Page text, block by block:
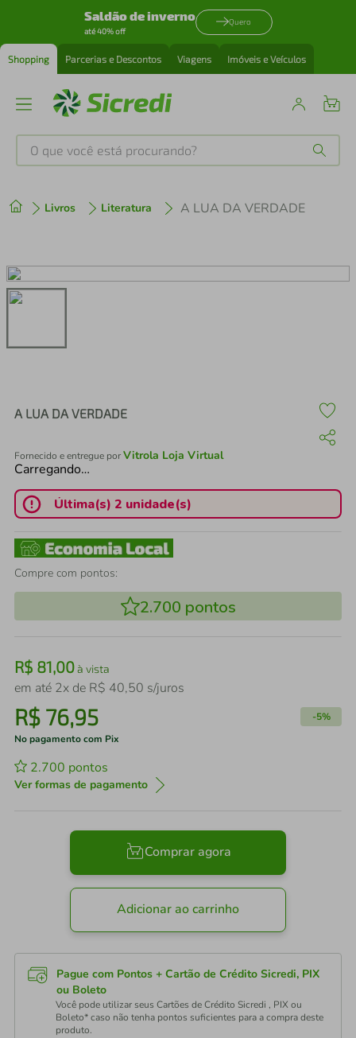
Saldão de inverno
até 40% off
Quero
Shopping Parcerias e Descontos Viagens Imóveis e Veículos
O que você está procurando?
Livros Literatura A LUA DA VERDADE
A LUA DA VERDADE
Fornecido e entregue porVitrola Loja Virtual
Carregando…
Última(s) 2 unidade(s)
Compre com pontos:
2.700 pontos
R$ 81,00à vista
em até 2x de R$ 40,50 s/juros
R$ 76,95 -5%
No pagamento com Pix
2.700 pontos
Ver formas de pagamento
Comprar agora
Adicionar ao carrinho
Pague com Pontos + Cartão de Crédito Sicredi, PIX
ou Boleto
Você pode utilizar seus Cartões de Crédito Sicredi , PIX ou
Boleto* caso não tenha pontos suficientes para a compra deste
produto.
2º cafeteira